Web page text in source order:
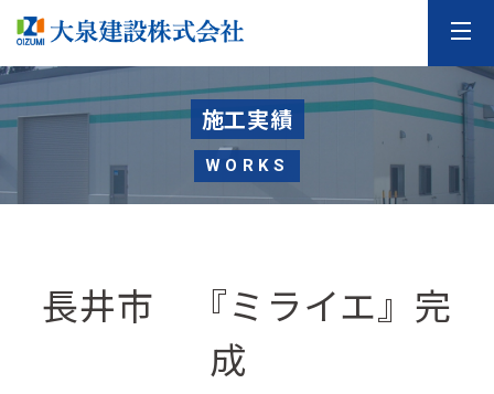
施工実績
WORKS
長井市 『ミライエ』完
成